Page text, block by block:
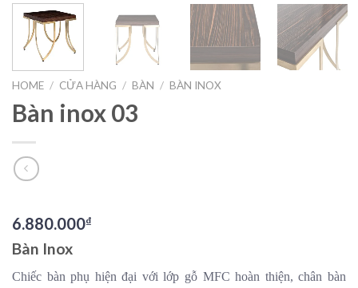
HOME / CỬA HÀNG / BÀN / BÀN INOX
Bàn inox 03
6.880.000₫
Bàn Inox
Chiếc bàn phụ hiện đại với lớp gỗ MFC hoàn thiện, chân bàn